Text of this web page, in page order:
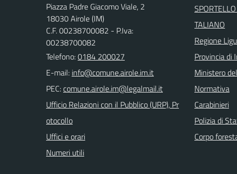
Piazza Padre Giacomo Viale, 2
18030 Airole (IM)
C.F. 00238700082 - P.Iva:
00238700082
Telefono:0184 200027
E-mail:
PEC:
Ufficio Relazioni con il Pubblico (URP), Pr
otocollo
Uffici e orari
Numeri utili
TALIANO
Regione
Provincia di
Ministero
Normativa
Carabinieri
Polizia di
Corpo